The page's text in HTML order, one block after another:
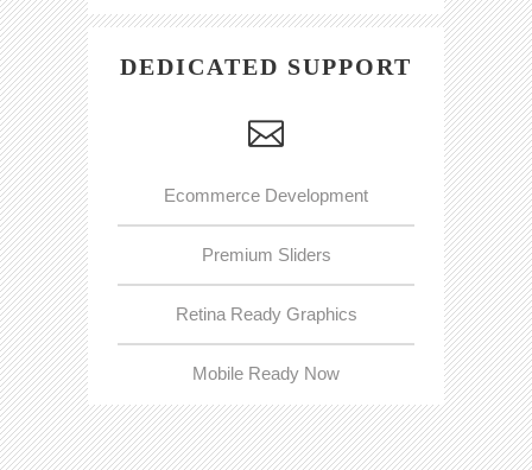
DEDICATED SUPPORT
Ecommerce Development
Premium Sliders
Retina Ready Graphics
Mobile Ready Now